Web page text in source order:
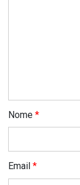
Nome *
Email *